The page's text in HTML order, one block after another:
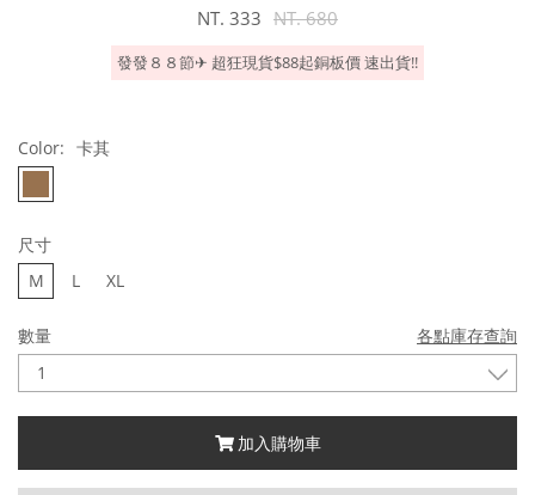
NT. 333 NT. 680
發發８８節✈︎ 超狂現貨$88起銅板價 速出貨!!
Color: 卡其
尺寸
M
L XL
數量 各點庫存查詢
加入購物車